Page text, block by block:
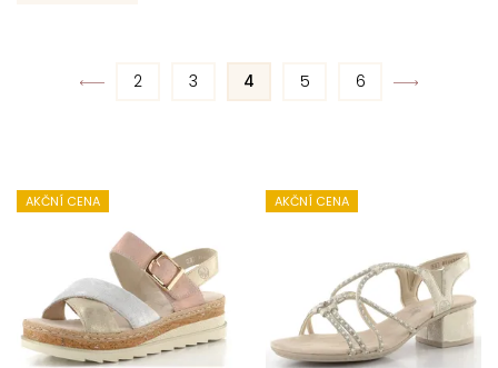
2 3 4 5 6
AKČNÍ CENA AKČNÍ CENA